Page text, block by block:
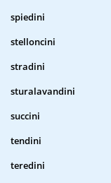
spiedini
stelloncini
stradini
sturalavandini
succini
tendini
teredini